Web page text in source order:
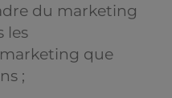
du marketing
les
que
;